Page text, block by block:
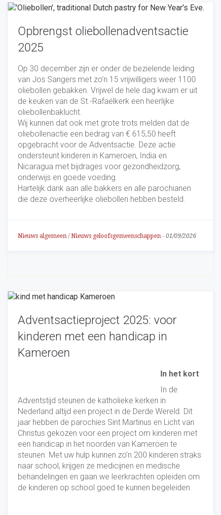
Opbrengst oliebollenadventsactie
2025
Op 30 december zijn er onder de bezielende leiding
van Jos Sangers met zo’n 15 vrijwilligers weer 1100
oliebollen gebakken. Vrijwel de hele dag kwam er uit
de keuken van de St.-Rafaëlkerk een heerlijke
oliebollenbaklucht.
Wij kunnen dat ook met grote trots melden dat de
oliebollenactie een bedrag van € 615,50 heeft
opgebracht voor de Adventsactie. Deze actie
ondersteunt kinderen in Kameroen, India en
Nicaragua met bijdrages voor gezondheidzorg,
onderwijs en goede voeding.
Hartelijk dank aan alle bakkers en alle parochianen
die deze overheerlijke oliebollen hebben besteld.
Nieuws algemeen / Nieuws geloofsgemeenschappen - 01/09/2026
Adventsactieproject 2025: voor
kinderen met een handicap in
Kameroen
In het kort
In de
Adventstijd steunen de katholieke kerken in
Nederland altijd een project in de Derde Wereld. Dit
jaar hebben de parochies Sint Martinus en Licht van
Christus gekozen voor een project om kinderen met
een handicap in het noorden van Kameroen te
steunen. Met uw hulp kunnen zo’n 200 kinderen straks
naar school, krijgen ze medicijnen en medische
behandelingen en gaan we leerkrachten opleiden om
de kinderen op school goed te kunnen begeleiden.